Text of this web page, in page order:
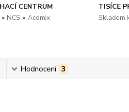
CENTRUM
• NCS • Acomix
TISÍCE
Skladem
Hodnocení 3